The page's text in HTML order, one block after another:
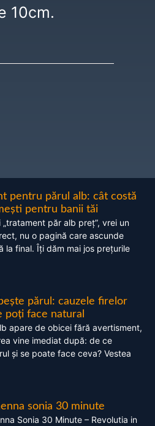
10cm.
pentru părul alb: cât costă
pentru banii tăi
păr alb preț”, vrei un
nu o pagină care ascunde
la final. Îți dăm mai jos prețurile
părul: cauzele firelor
poți face natural
apare de obicei fără avertisment,
vine imediat după: de ce
și se poate face ceva? Vestea
sonia 30 minute
Sonia 30 Minute – Revolutia in